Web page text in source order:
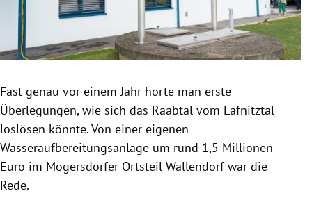
Untermenü
Untermenü
Untermenü
Fast genau vor einem Jahr hörte man erste
Überlegungen, wie sich das Raabtal vom Lafnitztal
loslösen könnte. Von einer eigenen
Wasseraufbereitungsanlage um rund 1,5 Millionen
Euro im Mogersdorfer Ortsteil Wallendorf war die
Rede.